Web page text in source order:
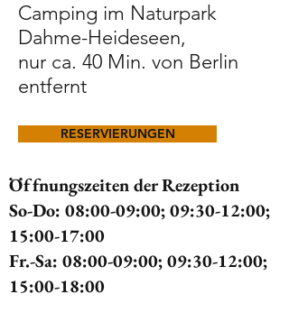
Camping im Naturpark
Dahme-Heideseen,
nur ca. 40 Min. von Berlin
entfernt
RESERVIERUNGEN
Öffnungszeiten der Rezeption
So-Do: 08:00-09:00; 09:30-12:00;
15:00-17:00
Fr.-Sa: 08:00-09:00; 09:30-12:00;
15:00-18:00